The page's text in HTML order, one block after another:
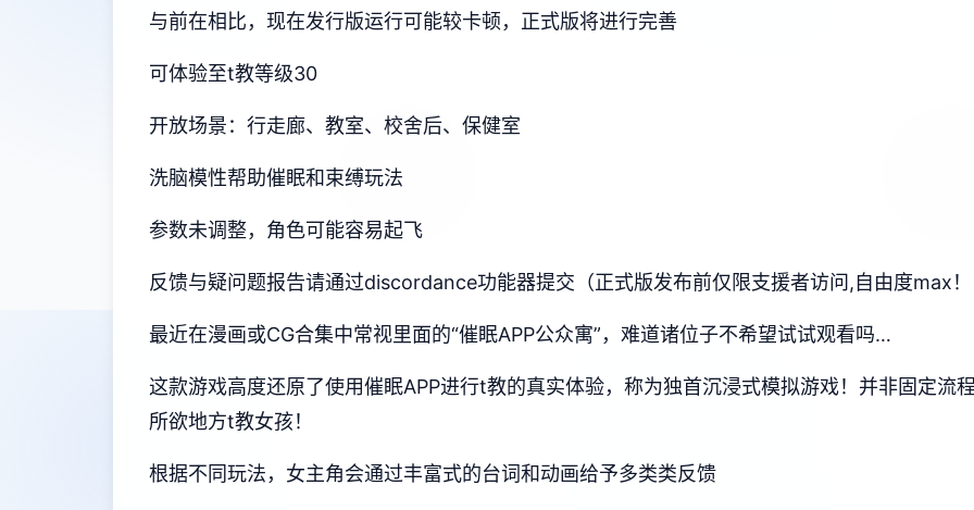
与前在相比，现在发行版运行可能较卡顿，正式版将进行完善
可体验至t教等级30
开放场景：行走廊、教室、校舍后、保健室
洗脑模性帮助催眠和束缚玩法
参数未调整，角色可能容易起飞
反馈与疑问题报告请通过discordance功能器提交（正式版发布前仅限支援者访问,自由度max！
最近在漫画或CG合集中常视里面的“催眠APP公众寓”，难道诸位子不希望试试观看吗…
这款游戏高度还原了使用催眠APP进行t教的真实体验，称为独首沉浸式模拟游戏！并非固定流
所欲地方t教女孩！
根据不同玩法，女主角会通过丰富式的台词和动画给予多类类反馈